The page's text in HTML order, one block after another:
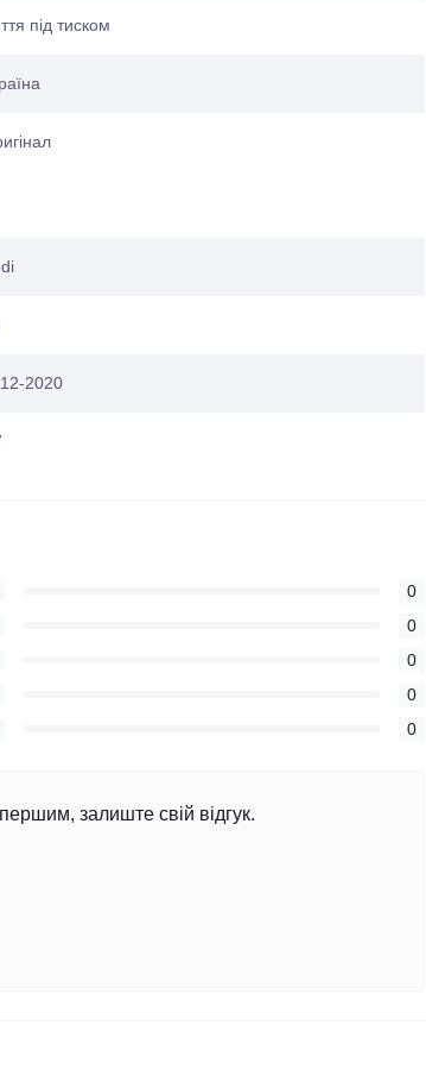
під тиском
2020
0
0
0
0
0
залиште свій відгук.